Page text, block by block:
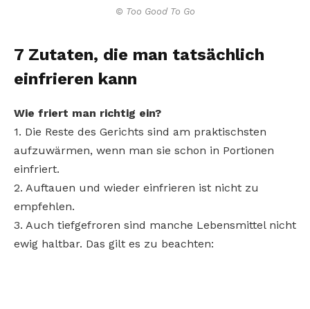
© Too Good To Go
7 Zutaten, die man tatsächlich
einfrieren kann
Wie friert man richtig ein?
1. Die Reste des Gerichts sind am praktischsten
aufzuwärmen, wenn man sie schon in Portionen
einfriert.
2. Auftauen und wieder einfrieren ist nicht zu
empfehlen.
3. Auch tiefgefroren sind manche Lebensmittel nicht
ewig haltbar. Das gilt es zu beachten: